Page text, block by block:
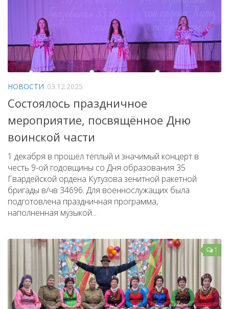
Сергей Плотников
Интернет-приемная
Контакты
НОВОСТИ 03.12.2025
Состоялось праздничное
мероприятие, посвящённое Дню
воинской части
1 декабря в прошёл тёплый и значимый концерт в
честь 9-ой годовщины со Дня образования 35
Гвардейской ордена Кутузова зенитной ракетной
бригады в/чв 34696. Для военнослужащих была
подготовлена праздничная программа,
наполненная музыкой...
1